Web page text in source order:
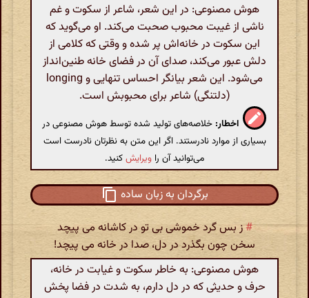
هوش مصنوعی: در این شعر، شاعر از سکوت و غم
ناشی از غیبت محبوب صحبت می‌کند. او می‌گوید که
این سکوت در خانه‌اش پر شده و وقتی که کلامی از
دلش عبور می‌کند، صدای آن در فضای خانه طنین‌انداز
می‌شود. این شعر بیانگر احساس تنهایی و longing
(دلتنگی) شاعر برای محبوبش است.
اخطار: خلاصه‌های تولید شده توسط هوش مصنوعی در
بسیاری از موارد نادرستند. اگر این متن به نظرتان نادرست است
می‌توانید آن را ویرایشکنید.
برگردان به زبان ساده
#ز بس گرد خموشی بی تو در کاشانه می پیچد
سخن چون بگذرد در دل، صدا در خانه می پیچد!
هوش مصنوعی: به خاطر سکوت و غیابت در خانه،
حرف و حدیثی که در دل دارم، به شدت در فضا پخش